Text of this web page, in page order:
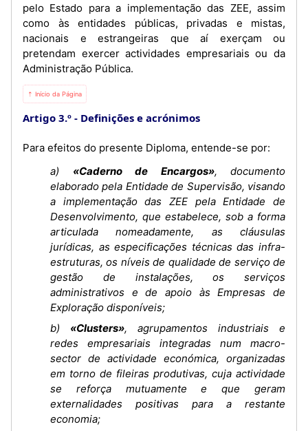
pelo Estado para a implementação das ZEE, assim
como às entidades públicas, privadas e mistas,
nacionais e estrangeiras que aí exerçam ou
pretendam exercer actividades empresariais ou da
Administração Pública.
⇡ Início da Página
Artigo 3.º Definições e acrónimos
Para efeitos do presente Diploma, entende-se por:
a) «Caderno de Encargos», documento
elaborado pela Entidade de Supervisão, visando
a implementação das ZEE pela Entidade de
Desenvolvimento, que estabelece, sob a forma
articulada nomeadamente, as cláusulas
jurídicas, as especificações técnicas das infra-
estruturas, os níveis de qualidade de serviço de
gestão de instalações, os serviços
administrativos e de apoio às Empresas de
Exploração disponíveis;
b) «Clusters», agrupamentos industriais e
redes empresariais integradas num macro-
sector de actividade económica, organizadas
em torno de fileiras produtivas, cuja actividade
se reforça mutuamente e que geram
externalidades positivas para a restante
economia;